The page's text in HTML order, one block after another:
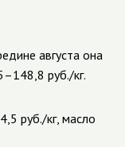
августа она
руб./кг.
руб./кг, масло